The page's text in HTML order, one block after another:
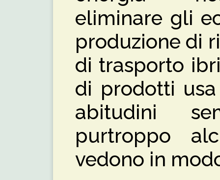
eliminare gli
produzione di
di trasporto
di prodotti
abitudini
purtroppo
vedono in